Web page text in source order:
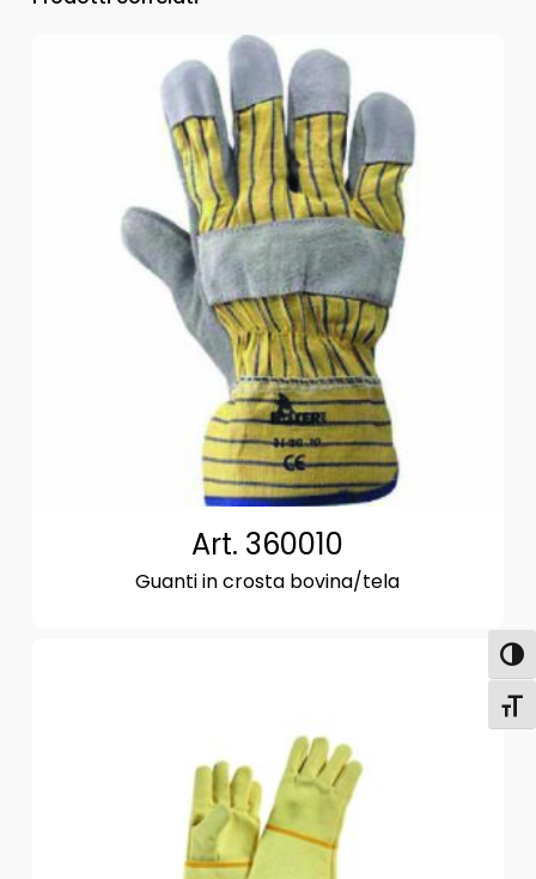
Art. 360010
Guanti in crosta bovina/tela